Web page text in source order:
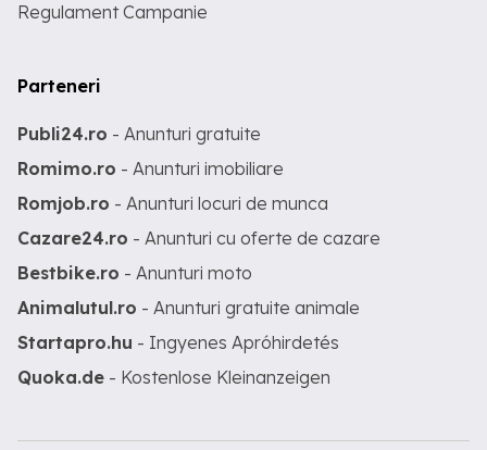
Regulament Campanie
Parteneri
Publi24.ro - Anunturi gratuite
Romimo.ro - Anunturi imobiliare
Romjob.ro - Anunturi locuri de munca
Cazare24.ro - Anunturi cu oferte de cazare
Bestbike.ro - Anunturi moto
Animalutul.ro - Anunturi gratuite animale
Startapro.hu - Ingyenes Apróhirdetés
Quoka.de - Kostenlose Kleinanzeigen